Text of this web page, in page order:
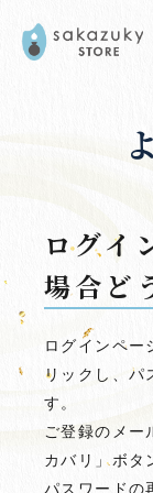
TOP よくあるご
ログイ
場合ど
ログインペー
リックし、パ
す。
ご登録のメー
カバリ」ボタ
パスワードの